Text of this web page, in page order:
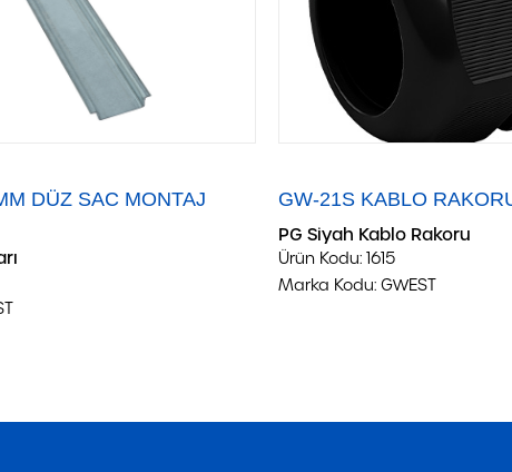
DÜZ SAC MONTAJ
GW-21S KABLO
PG Siyah Kablo Rakoru
Ürün Kodu: 1615
Marka Kodu: GWEST